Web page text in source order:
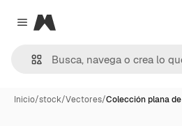
Close menu
Magnific
Inicio/stock/Vectores/Colección plana